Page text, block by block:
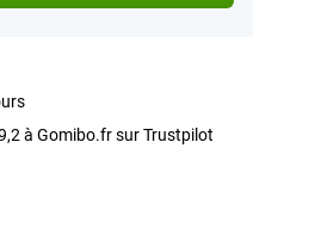
à Gomibo.fr sur Trustpilot